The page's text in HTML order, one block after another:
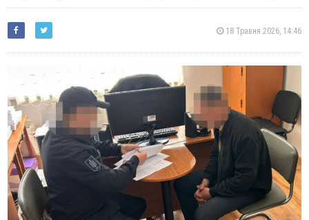
18 Травня 2026, 14:46